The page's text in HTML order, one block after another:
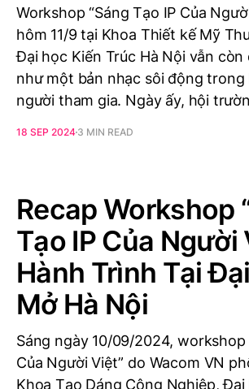
Workshop “Sáng Tạo IP Của
hôm 11/9 tại Khoa Thiết kế Mỹ
Đại học Kiến Trúc Hà Nội vẫn còn
như một bản nhạc sôi động trong
người tham gia. Ngày ấy, hội
18 SEP 2024 3 MIN READ
Recap Workshop
Tạo IP Của Người
Hành Trình Tại
Mở Hà Nội
Sáng ngày 10/09/2024, workshop
Của Người Việt” do Wacom VN
Khoa Tạo Dáng Công Nghiệp, Đại